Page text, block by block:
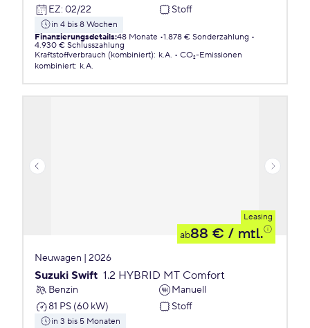
EZ: 02/22 Stoff
in 4 bis 8 Wochen
Finanzierungsdetails:48 Monate 1.878 € Sonderzahlung
4.930 € Schlusszahlung
Kraftstoffverbrauch (kombiniert): k.A.
CO₂-Emissionen
kombiniert: k.A.
Leasing
ab88 € / mtl.
Neuwagen | 2026
Suzuki Swift 1.2 HYBRID MT Comfort
Benzin
Manuell
81 PS (60 kW)
Stoff
in 3 bis 5 Monaten